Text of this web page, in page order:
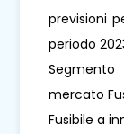
previsioni
periodo
mercato
Fusibile a